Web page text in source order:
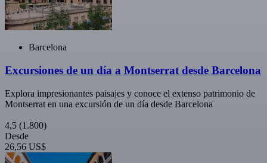
Barcelona
Excursiones de un día a Montserrat desde Barcelona
Explora impresionantes paisajes y conoce el extenso patrimonio de
Montserrat en una excursión de un día desde Barcelona
4,5 (1.800)
Desde
26,56 US$